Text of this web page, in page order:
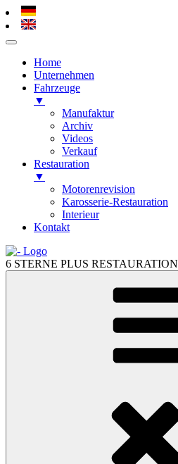
Home
Unternehmen
Fahrzeuge
▼
Manufaktur
Archiv
Videos
Verkauf
Restauration
▼
Motorenrevision
Karosserie-Restauration
Interieur
Kontakt
Zum
Inhalt
springen
6 STERNE PLUS RESTAURATION
Zum